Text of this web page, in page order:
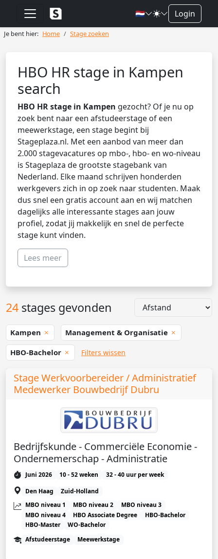
🇳🇱 Login
Je bent hier: Home Stage zoeken
HBO HR stage in Kampen
search
HBO HR stage in Kampen gezocht? Of je nu op
zoek bent naar een afstudeerstage of een
meewerkstage, een stage begint bij
Stageplaza.nl. Met een aanbod van meer dan
2.000 stagevacatures op mbo-, hbo- en wo-niveau
is Stageplaza de grootste stagebank van
Nederland. Elke maand schrijven honderden
werkgevers zich in op zoek naar studenten. Maak
dus snel een gratis account aan en wij matchen
dagelijks alle interessante stages aan jouw
profiel, zodat jij makkelijk en snel de perfecte
stage kunt vinden.
Lees meer
24 stages gevonden
Kampen Management & Organisatie
HBO-Bachelor Filters wissen
Stage Werkvoorbereider / Administratief
Medewerker Bouwbedrijf Dubru
Bedrijfskunde - Commerciële Economie -
Ondernemerschap - Administratie
Juni 2026 10 - 52 weken
32 - 40 uur per week
Den Haag
Zuid-Holland
MBO niveau 1
MBO niveau 2
MBO niveau 3
MBO niveau 4
HBO Associate Degree
HBO-Bachelor
HBO-Master
WO-Bachelor
Afstudeerstage
Meewerkstage